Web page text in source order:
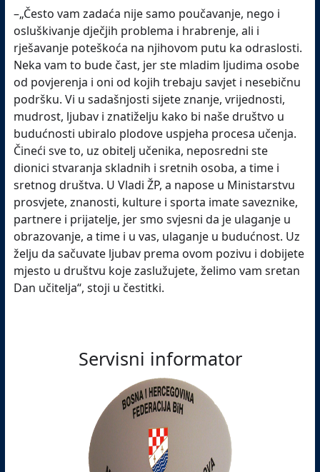
–„Često vam zadaća nije samo poučavanje, nego i
osluškivanje dječjih problema i hrabrenje, ali i
rješavanje poteškoća na njihovom putu ka odraslosti.
Neka vam to bude čast, jer ste mladim ljudima osobe
od povjerenja i oni od kojih trebaju savjet i nesebičnu
podršku. Vi u sadašnjosti sijete znanje, vrijednosti,
mudrost, ljubav i znatiželju kako bi naše društvo u
budućnosti ubiralo plodove uspjeha procesa učenja.
Čineći sve to, uz obitelj učenika, neposredni ste
dionici stvaranja skladnih i sretnih osoba, a time i
sretnog društva. U Vladi ŽP, a napose u Ministarstvu
prosvjete, znanosti, kulture i sporta imate saveznike,
partnere i prijatelje, jer smo svjesni da je ulaganje u
obrazovanje, a time i u vas, ulaganje u budućnost. Uz
želju da sačuvate ljubav prema ovom pozivu i dobijete
mjesto u društvu koje zaslužujete, želimo vam sretan
Dan učitelja“, stoji u čestitki.
Servisni informator